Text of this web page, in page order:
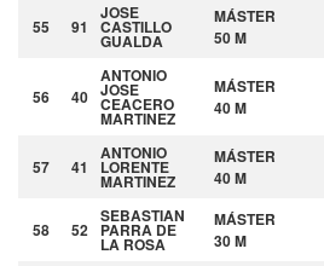
55 91
JOSE
CASTILLO
GUALDA
MÁSTER
50 M
56 40
ANTONIO
JOSE
CEACERO
MARTINEZ
MÁSTER
40 M
57 41
ANTONIO
LORENTE
MARTINEZ
MÁSTER
40 M
58 52
SEBASTIAN
PARRA DE
LA ROSA
MÁSTER
30 M